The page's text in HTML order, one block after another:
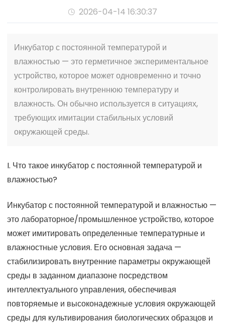
 2026-04-14 16:30:37
Инкубатор с постоянной температурой и
влажностью — это герметичное экспериментальное
устройство, которое может одновременно и точно
контролировать внутреннюю температуру и
влажность. Он обычно используется в ситуациях,
требующих имитации стабильных условий
окружающей среды.
I. Что такое инкубатор с постоянной температурой и
влажностью?
Инкубатор с постоянной температурой и влажностью —
это лабораторное/промышленное устройство, которое
может имитировать определенные температурные и
влажностные условия. Его основная задача —
стабилизировать внутренние параметры окружающей
среды в заданном диапазоне посредством
интеллектуального управления, обеспечивая
повторяемые и высоконадежные условия окружающей
среды для культивирования биологических образцов и